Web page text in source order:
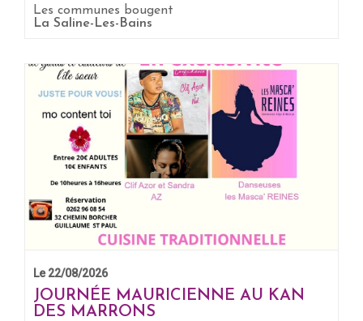
EN SAVOIR +
Les communes bougent
La Saline-Les-Bains
Le 22/08/2026
JOURNÉE MAURICIENNE AU KAN
DES MARRONS